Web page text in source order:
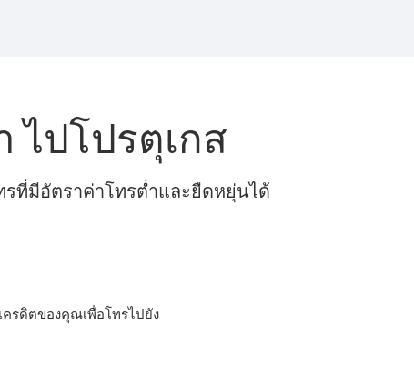
ไปโปรตุเกส
รที่มีอัตราค่าโทรต่ำและยืดหยุ่นได้
ครดิตของคุณเพื่อโทรไปยัง